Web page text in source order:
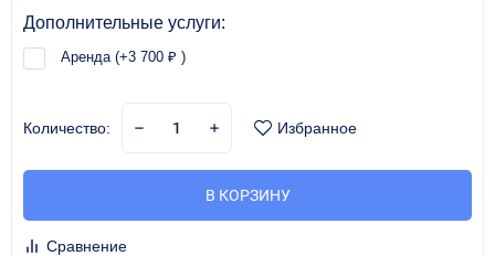
Дополнительные услуги:
Аренда (+3 700 ₽ )
Количество: Избранное
В КОРЗИНУ
Сравнение